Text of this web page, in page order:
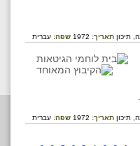
תיכון תאריך: 1972 שפה: עברית
תיכון תאריך: 1972 שפה: עברית